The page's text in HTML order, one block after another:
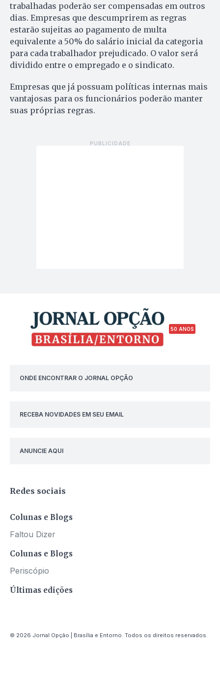
trabalhadas poderão ser compensadas em outros
dias. Empresas que descumprirem as regras
estarão sujeitas ao pagamento de multa
equivalente a 50% do salário inicial da categoria
para cada trabalhador prejudicado. O valor será
dividido entre o empregado e o sindicato.
Empresas que já possuam políticas internas mais
vantajosas para os funcionários poderão manter
suas próprias regras.
50 ANOS
ONDE ENCONTRAR O JORNAL OPÇÃO
RECEBA NOVIDADES EM SEU EMAIL
ANUNCIE AQUI
Redes sociais
Colunas e Blogs
Faltou Dizer
Colunas e Blogs
Periscópio
Últimas edições
© 2026 Jornal Opção | Brasília e Entorno. Todos os direitos reservados.